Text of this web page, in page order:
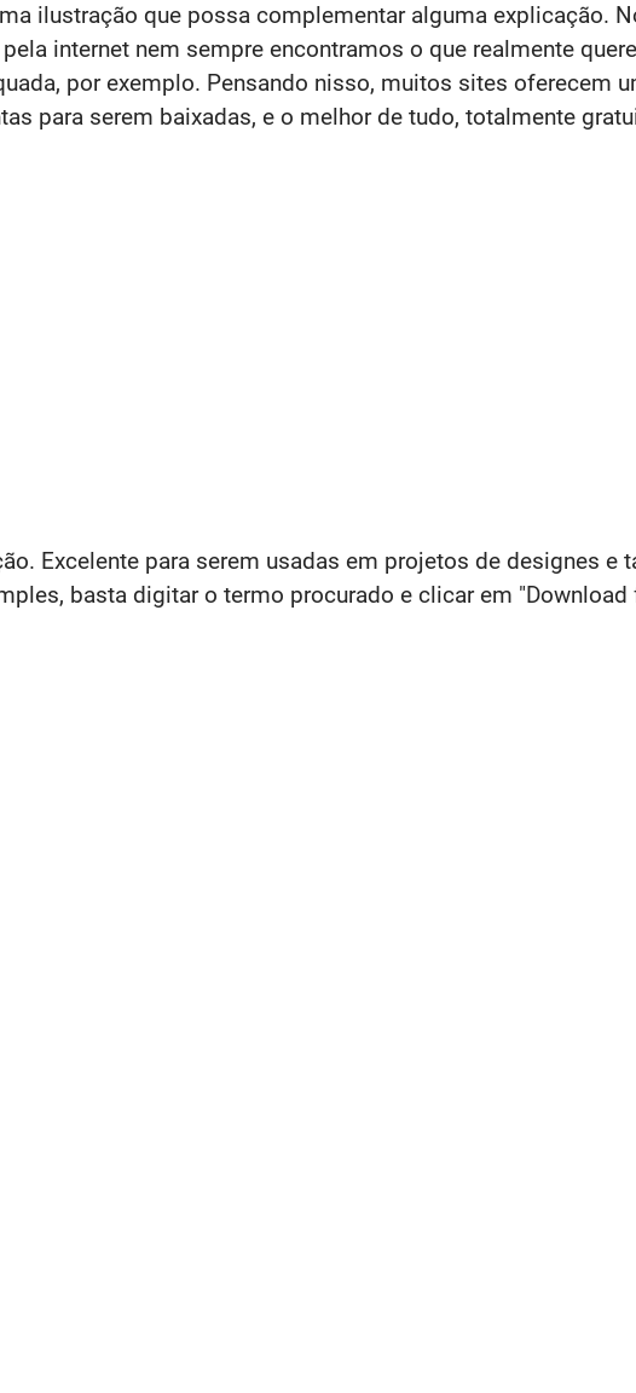
ilustração que possa complementar alguma explicação.
internet nem sempre encontramos o que realmente
por exemplo. Pensando nisso, muitos sites oferecem
para serem baixadas, e o melhor de tudo, totalmente
Excelente para serem usadas em projetos de designes e
basta digitar o termo procurado e clicar em